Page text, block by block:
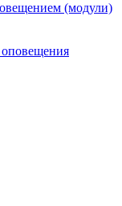
(модули)
оповещения